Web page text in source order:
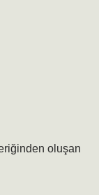
oluşan